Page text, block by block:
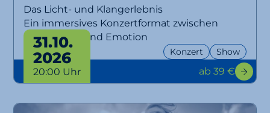
Das Licht- und Klangerlebnis
Ein immersives Konzertformat zwischen
Musik, Licht und Emotion
Konzert Show
31.10.
2026
20:00 Uhr ab 39 €